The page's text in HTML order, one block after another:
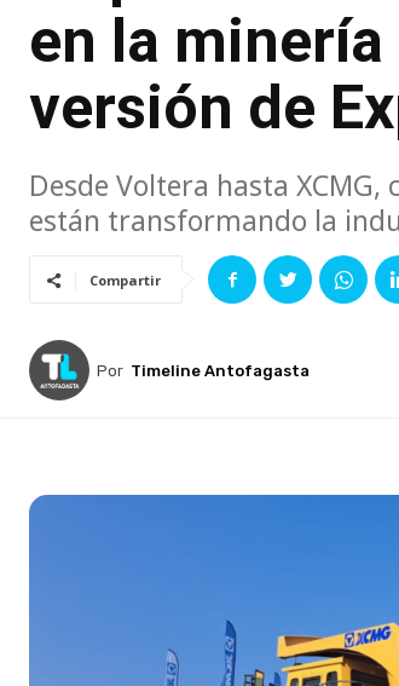
en la
versión de
Desde Voltera hasta
están transformando la
Compartir
Por Timeline Antofagasta